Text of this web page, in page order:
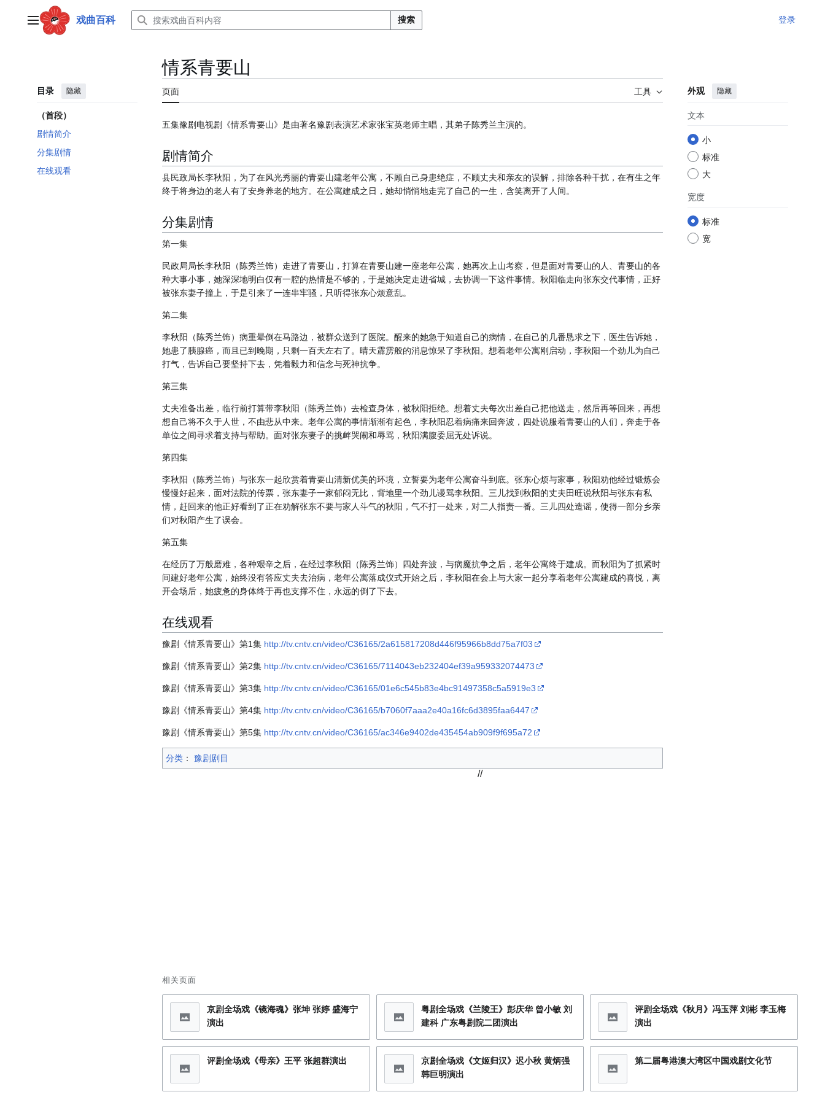
主菜单 戏曲百科 搜索 登录
目录 隐藏
（首段）
剧情简介
分集剧情
在线观看
情系青要山
页面 工具 外观 隐藏
文本
小
标准
大
宽度
标准
宽
五集豫剧电视剧《情系青要山》是由著名豫剧表演艺术家张宝英老师主唱，其弟子陈秀兰主演的。
剧情简介
县民政局长李秋阳，为了在风光秀丽的青要山建老年公寓，不顾自己身患绝症，不顾丈夫和亲友的误解，排除各种干扰，在有生之年
终于将身边的老人有了安身养老的地方。在公寓建成之日，她却悄悄地走完了自己的一生，含笑离开了人间。
分集剧情
第一集
民政局局长李秋阳（陈秀兰饰）走进了青要山，打算在青要山建一座老年公寓，她再次上山考察，但是面对青要山的人、青要山的各
种大事小事，她深深地明白仅有一腔的热情是不够的，于是她决定走进省城，去协调一下这件事情。秋阳临走向张东交代事情，正好
被张东妻子撞上，于是引来了一连串牢骚，只听得张东心烦意乱。
第二集
李秋阳（陈秀兰饰）病重晕倒在马路边，被群众送到了医院。醒来的她急于知道自己的病情，在自己的几番恳求之下，医生告诉她，
她患了胰腺癌，而且已到晚期，只剩一百天左右了。晴天霹雳般的消息惊呆了李秋阳。想着老年公寓刚启动，李秋阳一个劲儿为自己
打气，告诉自己要坚持下去，凭着毅力和信念与死神抗争。
第三集
丈夫准备出差，临行前打算带李秋阳（陈秀兰饰）去检查身体，被秋阳拒绝。想着丈夫每次出差自己把他送走，然后再等回来，再想
想自己将不久于人世，不由悲从中来。老年公寓的事情渐渐有起色，李秋阳忍着病痛来回奔波，四处说服着青要山的人们，奔走于各
单位之间寻求着支持与帮助。面对张东妻子的挑衅哭闹和辱骂，秋阳满腹委屈无处诉说。
第四集
李秋阳（陈秀兰饰）与张东一起欣赏着青要山清新优美的环境，立誓要为老年公寓奋斗到底。张东心烦与家事，秋阳劝他经过锻炼会
慢慢好起来，面对法院的传票，张东妻子一家郁闷无比，背地里一个劲儿谩骂李秋阳。三儿找到秋阳的丈夫田旺说秋阳与张东有私
情，赶回来的他正好看到了正在劝解张东不要与家人斗气的秋阳，气不打一处来，对二人指责一番。三儿四处造谣，使得一部分乡亲
们对秋阳产生了误会。
第五集
在经历了万般磨难，各种艰辛之后，在经过李秋阳（陈秀兰饰）四处奔波，与病魔抗争之后，老年公寓终于建成。而秋阳为了抓紧时
间建好老年公寓，始终没有答应丈夫去治病，老年公寓落成仪式开始之后，李秋阳在会上与大家一起分享着老年公寓建成的喜悦，离
开会场后，她疲惫的身体终于再也支撑不住，永远的倒了下去。
在线观看
豫剧《情系青要山》第1集 http://tv.cntv.cn/video/C36165/2a615817208d446f95966b8dd75a7f03
豫剧《情系青要山》第2集 http://tv.cntv.cn/video/C36165/7114043eb232404ef39a959332074473
豫剧《情系青要山》第3集 http://tv.cntv.cn/video/C36165/01e6c545b83e4bc91497358c5a5919e3
豫剧《情系青要山》第4集 http://tv.cntv.cn/video/C36165/b7060f7aaa2e40a16fc6d3895faa6447
豫剧《情系青要山》第5集 http://tv.cntv.cn/video/C36165/ac346e9402de435454ab909f9f695a72
分类 ：​ 豫剧剧目
//
相关页面
京剧全场戏《镜海魂》张坤 张婷 盛海宁
演出
粤剧全场戏《兰陵王》彭庆华 曾小敏 刘
建科 广东粤剧院二团演出
评剧全场戏《秋月》冯玉萍 刘彬 李玉梅
演出
评剧全场戏《母亲》王平 张超群演出
京剧全场戏《文姬归汉》迟小秋 黄炳强
韩巨明演出
第二届粤港澳大湾区中国戏剧文化节